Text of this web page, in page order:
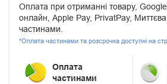
Оплата при отриманні товару,
онлайн, Apple Pay, PrivatPay,
частинами.
*Оплата частинами та розсрочка доступні на
Оплата
частинами